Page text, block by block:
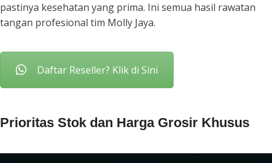
pastinya kesehatan yang prima. Ini semua hasil rawatan
tangan profesional tim Molly Jaya.
Daftar Reseller? Klik di Sini
Prioritas Stok dan Harga Grosir Khusus